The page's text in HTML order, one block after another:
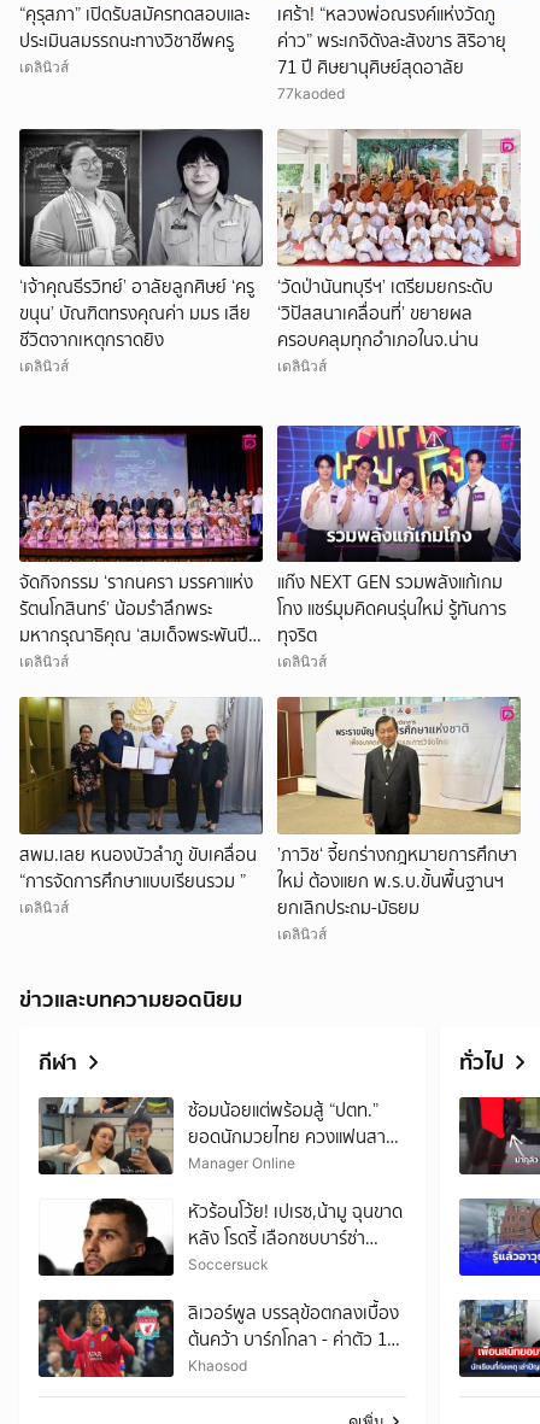
“คุรุสภา” เปิดรับสมัครทดสอบและ
ประเมินสมรรถนะทางวิชาชีพครู
เดลินิวส์
เศร้า! “หลวงพ่อณรงค์แห่งวัดภู
ค่าว” พระเกจิดังละสังขาร สิริอายุ
71 ปี ศิษยานุศิษย์สุดอาลัย
77kaoded
‘เจ้าคุณธีรวิทย์’ อาลัยลูกศิษย์ ‘ครู
ขนุน’ บัณฑิตทรงคุณค่า มมร เสีย
ชีวิตจากเหตุกราดยิง
เดลินิวส์
‘วัดป่านันทบุรีฯ’ เตรียมยกระดับ
‘วิปัสสนาเคลื่อนที่’ ขยายผล
ครอบคลุมทุกอำเภอในจ.น่าน
เดลินิวส์
จัดกิจกรรม ‘รากนครา มรรคาแห่ง
รัตนโกสินทร์’ น้อมรำลึกพระ
มหากรุณาธิคุณ ‘สมเด็จพระพันปี
หลวง’
เดลินิวส์
แก๊ง NEXT GEN รวมพลังแก้เกม
โกง แชร์มุมคิดคนรุ่นใหม่ รู้ทันการ
ทุจริต
เดลินิวส์
สพม.เลย หนองบัวลำภู ขับเคลื่อน
“การจัดการศึกษาแบบเรียนรวม ”
เดลินิวส์
’ภาวิช‘ จี้ยกร่างกฎหมายการศึกษา
ใหม่ ต้องแยก พ.ร.บ.ขั้นพื้นฐานฯ
ยกเลิกประถม-มัธยม
เดลินิวส์
ข่าวและบทความยอดนิยม
กีฬา
ซ้อมน้อยแต่พร้อมสู้ “ปตท.”
ยอดนักมวยไทย ควงแฟนสาว
เข้ายิม ก่อนลุยท้าความอึดศึก
Manager Online
หัวร้อนโว้ย! เปเรซ,น้ามู ฉุนขาด
หลัง โรดรี้ เลือกซบบาร์ซ่า
มากกว่าชุดขาว
Soccersuck
ลิเวอร์พูล บรรลุข้อตกลงเบื้อง
ต้นคว้า บาร์กโกลา - ค่าตัว 128
ล้านยูโร
Khaosod
ทั่วไป